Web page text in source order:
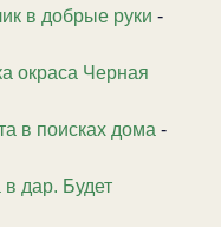
в добрые руки -
окраса Черная
в поисках дома -
дар. Будет